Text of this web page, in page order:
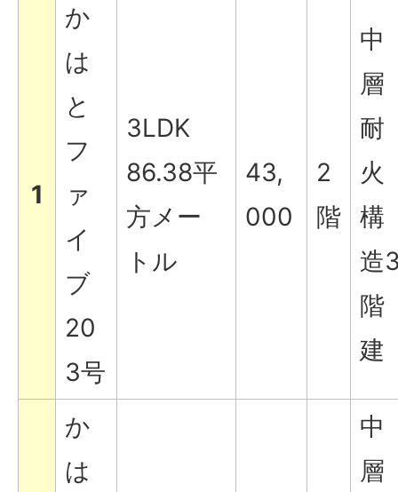
1
か
は
と
フ
ァ
イ
ブ
20
3号
3LDK
86.38平
方メー
トル
43,
000
2
階
中
層
耐
火
構
造
階
建
か
は
中
層